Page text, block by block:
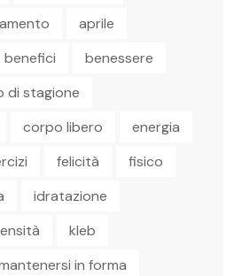
aprile
benefici
benessere
di stagione
corpo libero
energia
felicità
fisico
idratazione
kleb
in forma